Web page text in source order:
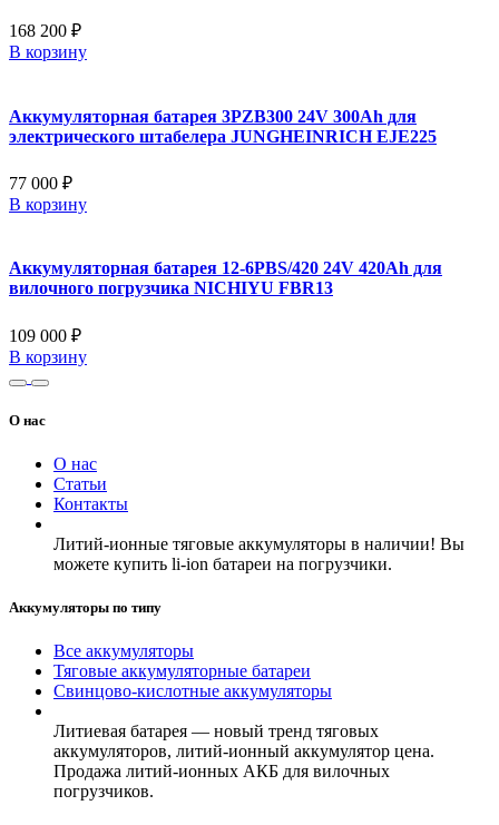
168 200 ₽
В корзину
Аккумуляторная батарея 3PZB300 24V 300Ah для
электрического штабелера JUNGHEINRICH EJE225
77 000 ₽
В корзину
Аккумуляторная батарея 12-6PBS/420 24V 420Ah для
вилочного погрузчика NICHIYU FBR13
109 000 ₽
В корзину
О нас
О нас
Статьи
Контакты
Литий-ионные тяговые аккумуляторы в наличии! Вы
можете купить li-ion батареи на погрузчики.
Аккумуляторы по типу
Все аккумуляторы
Тяговые аккумуляторные батареи
Свинцово-кислотные аккумуляторы
Литиевая батарея — новый тренд тяговых
аккумуляторов, литий-ионный аккумулятор цена.
Продажа литий-ионных АКБ для вилочных
погрузчиков.